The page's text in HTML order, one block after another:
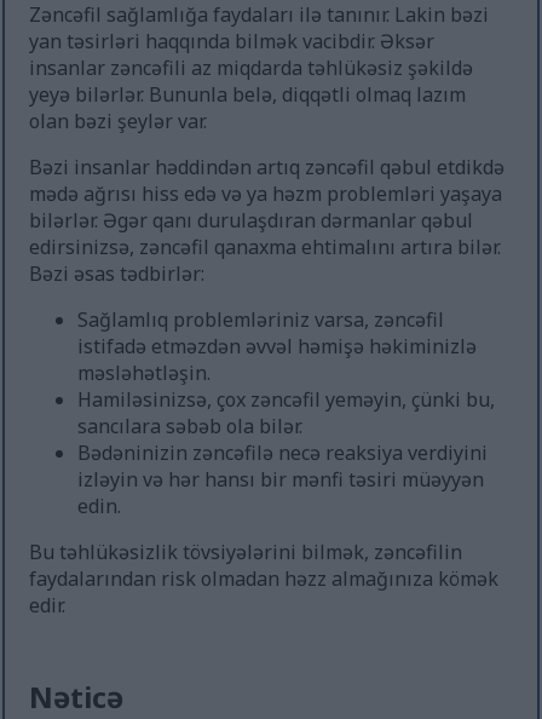
Zəncəfil sağlamlığa faydaları ilə tanınır. Lakin bəzi
yan təsirləri haqqında bilmək vacibdir. Əksər
insanlar zəncəfili az miqdarda təhlükəsiz şəkildə
yeyə bilərlər. Bununla belə, diqqətli olmaq lazım
olan bəzi şeylər var.
Bəzi insanlar həddindən artıq zəncəfil qəbul etdikdə
mədə ağrısı hiss edə və ya həzm problemləri yaşaya
bilərlər. Əgər qanı durulaşdıran dərmanlar qəbul
edirsinizsə, zəncəfil qanaxma ehtimalını artıra bilər.
Bəzi əsas tədbirlər:
Sağlamlıq problemləriniz varsa, zəncəfil
istifadə etməzdən əvvəl həmişə həkiminizlə
məsləhətləşin.
Hamiləsinizsə, çox zəncəfil yeməyin, çünki bu,
sancılara səbəb ola bilər.
Bədəninizin zəncəfilə necə reaksiya verdiyini
izləyin və hər hansı bir mənfi təsiri müəyyən
edin.
Bu təhlükəsizlik tövsiyələrini bilmək, zəncəfilin
faydalarından risk olmadan həzz almağınıza kömək
edir.
Nəticə